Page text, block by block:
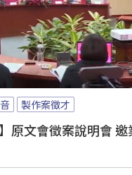
製作案徵才
】原文會徵案說明會